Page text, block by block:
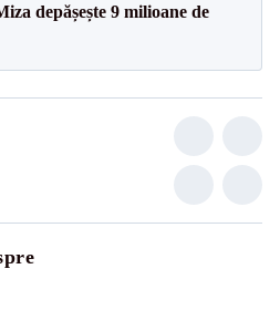
depășește 9 milioane de